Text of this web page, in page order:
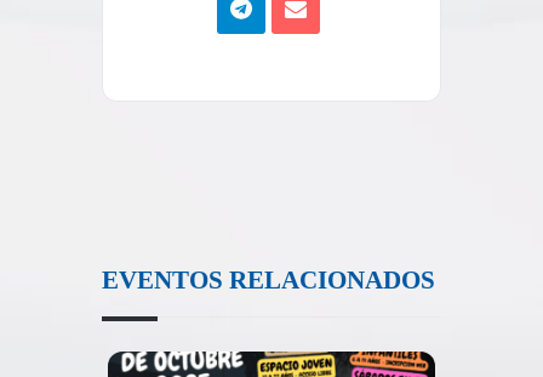
EVENTOS RELACIONADOS